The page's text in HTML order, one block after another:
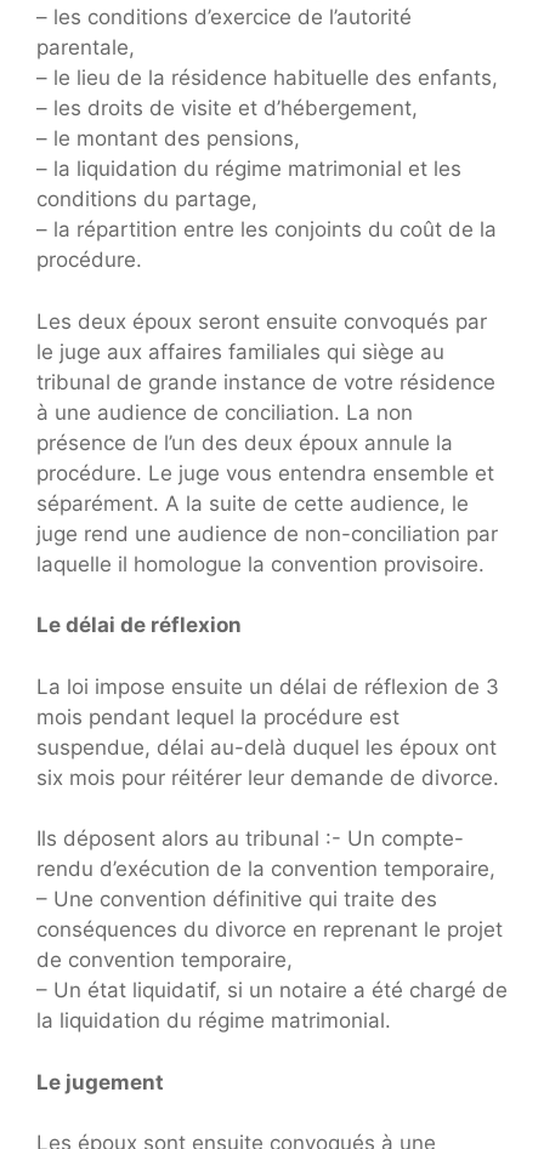
– les conditions d’exercice de l’autorité
parentale,
– le lieu de la résidence habituelle des enfants,
– les droits de visite et d’hébergement,
– le montant des pensions,
– la liquidation du régime matrimonial et les
conditions du partage,
– la répartition entre les conjoints du coût de la
procédure.
Les deux époux seront ensuite convoqués par
le juge aux affaires familiales qui siège au
tribunal de grande instance de votre résidence
à une audience de conciliation. La non
présence de l’un des deux époux annule la
procédure. Le juge vous entendra ensemble et
séparément. A la suite de cette audience, le
juge rend une audience de non-conciliation par
laquelle il homologue la convention provisoire.
Le délai de réflexion
La loi impose ensuite un délai de réflexion de 3
mois pendant lequel la procédure est
suspendue, délai au-delà duquel les époux ont
six mois pour réitérer leur demande de divorce.
Ils déposent alors au tribunal :- Un compte-
rendu d’exécution de la convention temporaire,
– Une convention définitive qui traite des
conséquences du divorce en reprenant le projet
de convention temporaire,
– Un état liquidatif, si un notaire a été chargé de
la liquidation du régime matrimonial.
Le jugement
Les époux sont ensuite convoqués à une